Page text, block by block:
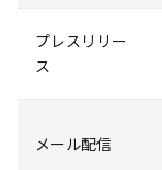
プレスリリー
ス
メール配信